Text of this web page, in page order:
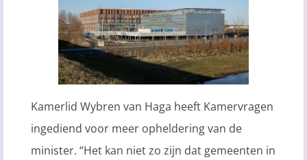
Kamerlid Wybren van Haga heeft Kamervragen
ingediend voor meer opheldering van de
minister. “Het kan niet zo zijn dat gemeenten in